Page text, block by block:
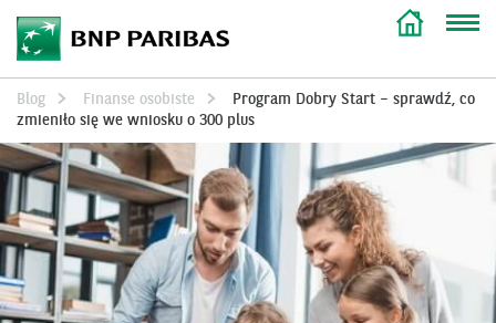
Blog Finanse osobiste
Program Dobry Start – sprawdź, co
zmieniło się we wniosku o 300 plus